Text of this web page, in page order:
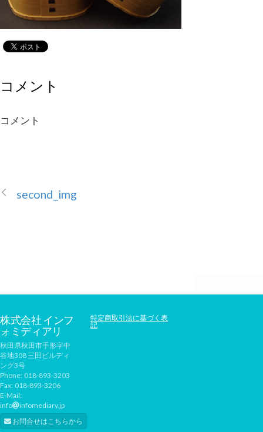
コメント
コメント
second_img
株式会社 インフ
ォミディアリ
秋田県秋田市手形字中
谷地308 三田ビルディ
ング3号
Phone: 018-893-3203
Fax: 018-893-3206
E-Mail:
info
infomediary.jp
お問合せはこちらから
特定商取引法に基づく表
記